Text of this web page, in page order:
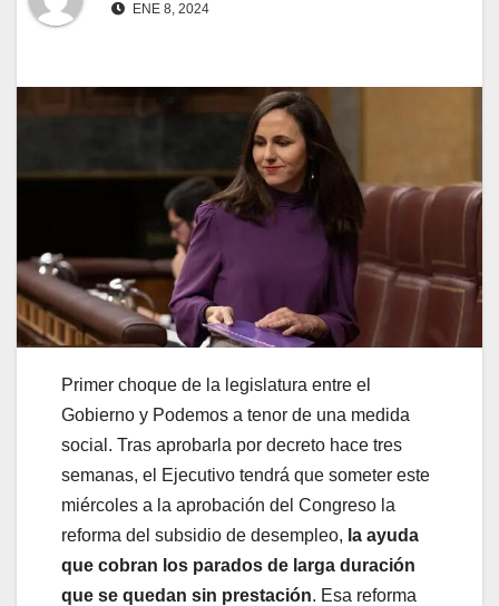
ENE 8, 2024
Primer choque de la legislatura entre el
Gobierno y Podemos a tenor de una medida
social. Tras aprobarla por decreto hace tres
semanas, el Ejecutivo tendrá que someter este
miércoles a la aprobación del Congreso la
reforma del subsidio de desempleo, la ayuda
que cobran los parados de larga duración
que se quedan sin prestación. Esa reforma